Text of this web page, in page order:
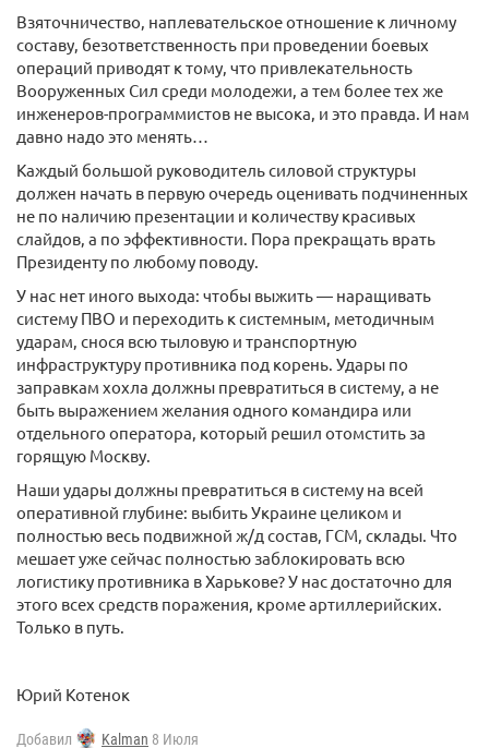
Взяточничество, наплевательское отношение к личному
составу, безответственность при проведении боевых
операций приводят к тому, что привлекательность
Вооруженных Сил среди молодежи, а тем более тех же
инженеров-программистов не высока, и это правда. И нам
давно надо это менять…
Каждый большой руководитель силовой структуры
должен начать в первую очередь оценивать подчиненных
не по наличию презентации и количеству красивых
слайдов, а по эффективности. Пора прекращать врать
Президенту по любому поводу.
У нас нет иного выхода: чтобы выжить — наращивать
систему ПВО и переходить к системным, методичным
ударам, снося всю тыловую и транспортную
инфраструктуру противника под корень. Удары по
заправкам хохла должны превратиться в систему, а не
быть выражением желания одного командира или
отдельного оператора, который решил отомстить за
горящую Москву.
Наши удары должны превратиться в систему на всей
оперативной глубине: выбить Украине целиком и
полностью весь подвижной ж/д состав, ГСМ, склады. Что
мешает уже сейчас полностью заблокировать всю
логистику противника в Харькове? У нас достаточно для
этого всех средств поражения, кроме артиллерийских.
Только в путь.
Юрий Котенок
Добавил Kalman 8 Июля